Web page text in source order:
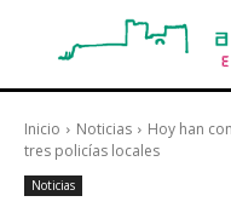
Inicio Noticias
Hoy han
tres policías locales
Noticias